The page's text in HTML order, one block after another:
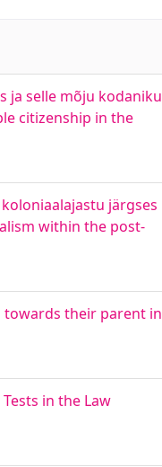
ja selle mõju kodaniku
citizenship in the
järgses
within the post-
towards their parent in
in the Law